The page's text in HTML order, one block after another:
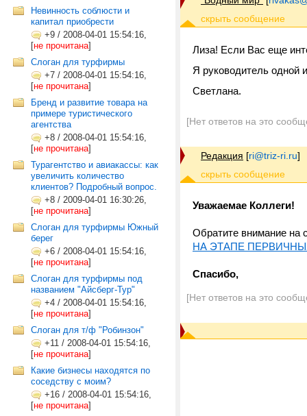
Невинность соблюсти и
капитал приобрести
+9 / 2008-04-01 15:54:16,
[не прочитана]
Cлоган для турфирмы
+7 / 2008-04-01 15:54:16,
[не прочитана]
Бренд и развитие товара на
примере туристического
агентства
+8 / 2008-04-01 15:54:16,
[не прочитана]
Турагентство и авиакассы: как
увеличить количество
клиентов? Подробный вопрос.
+8 / 2009-04-01 16:30:26,
[не прочитана]
Слоган для турфирмы Южный
берег
+6 / 2008-04-01 15:54:16,
[не прочитана]
Слоган для турфирмы под
названием "Айсберг-Тур"
+4 / 2008-04-01 15:54:16,
[не прочитана]
Слоган для т/ф "Робинзон"
+11 / 2008-04-01 15:54:16,
[не прочитана]
Какие бизнесы находятся по
соседству с моим?
+16 / 2008-04-01 15:54:16,
[не прочитана]
Лиза! Если Вас еще
Я руководитель одной
Светлана.
[Нет ответов на это
Редакция [ri@triz-ri.ru]
Уважаемае Коллеги!
Обратите внимание на
НА ЭТАПЕ
Спасибо,
[Нет ответов на это